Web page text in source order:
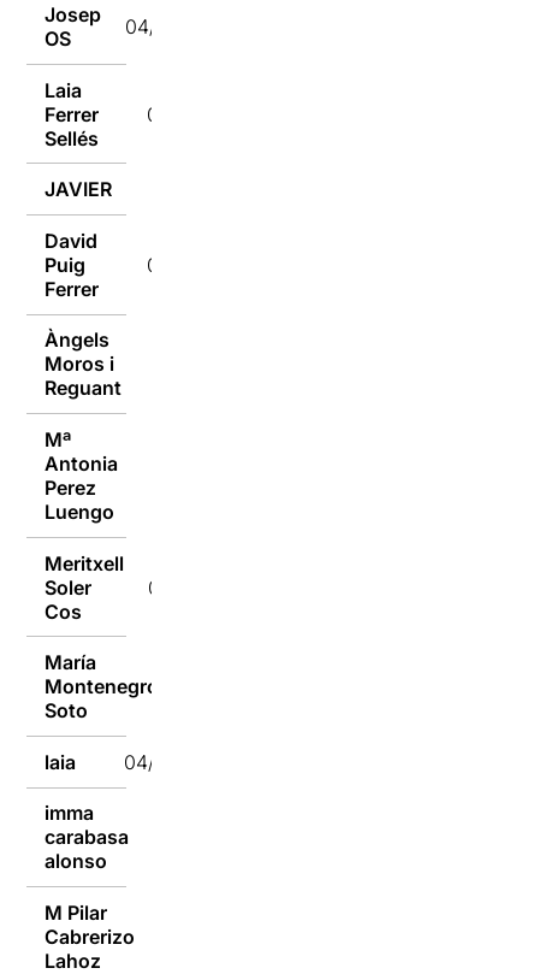
Josep
OS
04/10/2016
Laia
Ferrer
Sellés
04/10/2016
JAVIER
David
Puig
Ferrer
04/10/2016
Àngels
Moros i
Reguant
Mª
Antonia
Perez
Luengo
Meritxell
Soler
Cos
04/10/2016
María
Montenegro
Soto
laia 04/10/2016
imma
carabasa
alonso
M Pilar
Cabrerizo
Lahoz